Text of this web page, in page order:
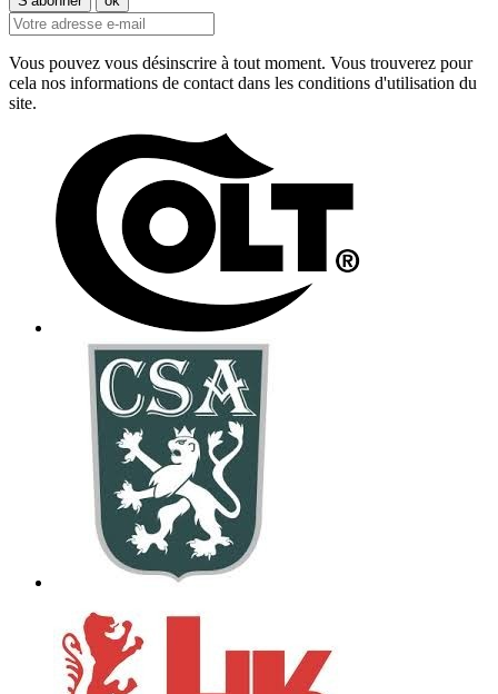
Vous pouvez vous désinscrire à tout moment. Vous trouverez pour
cela nos informations de contact dans les conditions d'utilisation du
site.